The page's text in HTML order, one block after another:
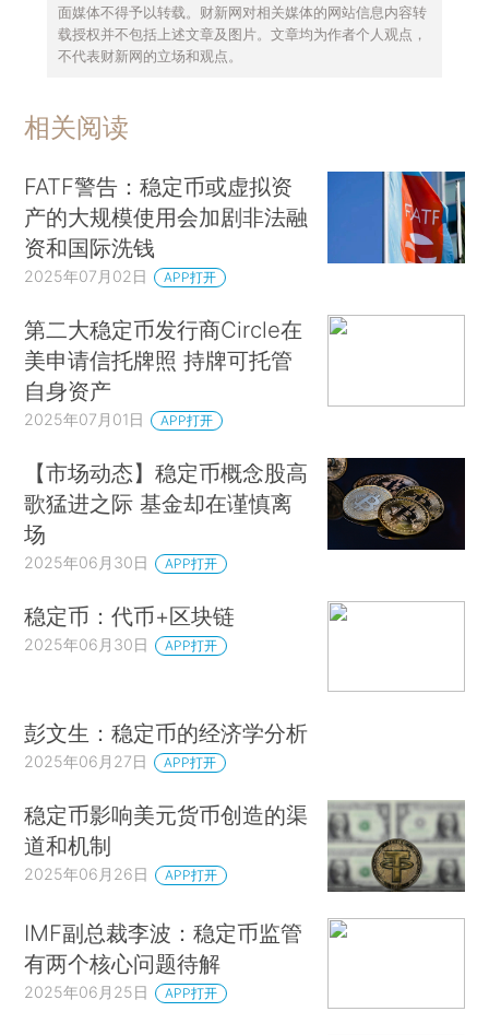
面媒体不得予以转载。财新网对相关媒体的网站信息内容转
载授权并不包括上述文章及图片。文章均为作者个人观点，
不代表财新网的立场和观点。
相关阅读
FATF警告：稳定币或虚拟资
产的大规模使用会加剧非法融
资和国际洗钱
2025年07月02日 APP打开
第二大稳定币发行商Circle在
美申请信托牌照 持牌可托管
自身资产
2025年07月01日 APP打开
【市场动态】稳定币概念股高
歌猛进之际 基金却在谨慎离
场
2025年06月30日 APP打开
稳定币：代币+区块链
2025年06月30日 APP打开
彭文生：稳定币的经济学分析
2025年06月27日 APP打开
稳定币影响美元货币创造的渠
道和机制
2025年06月26日 APP打开
IMF副总裁李波：稳定币监管
有两个核心问题待解
2025年06月25日 APP打开